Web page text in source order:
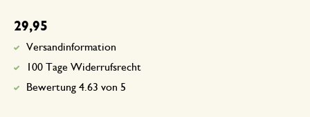
29,95
Versandinformation
100 Tage Widerrufsrecht
Bewertung 4.63 von 5